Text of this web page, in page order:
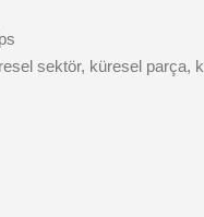
sektör, küresel parça,